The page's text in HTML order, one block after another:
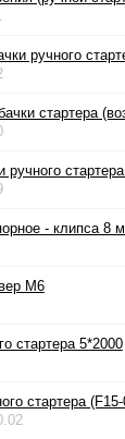
ручного
стартера
ручного
- клипса 8
М6
стартера 5*2000
стартера